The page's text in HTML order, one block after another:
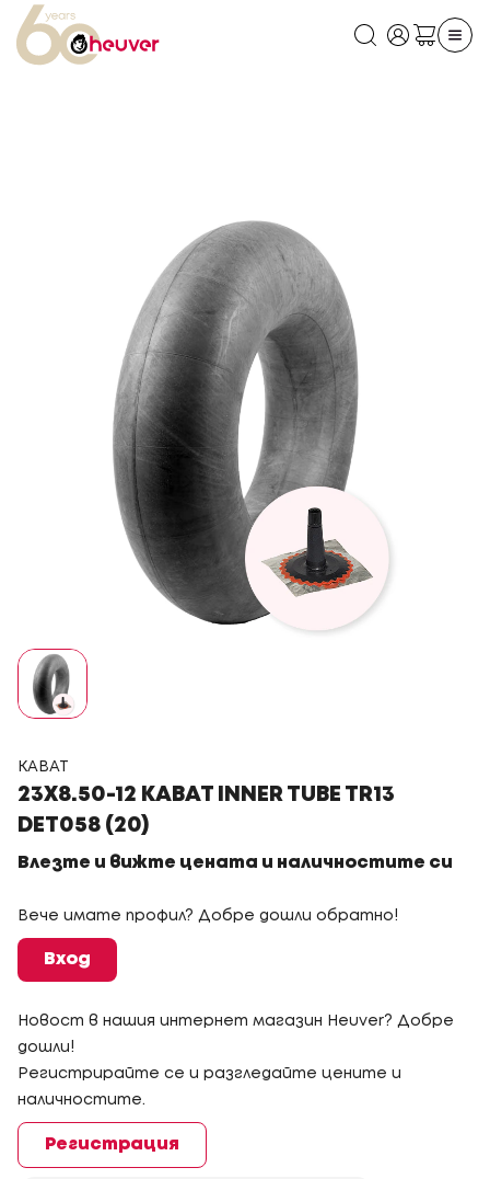
KABAT
23X8.50-12 KABAT INNER TUBE TR13
DET058 (20)
Влезте и вижте цената и наличностите си
Вече имате профил? Добре дошли обратно!
Вход
Новост в нашия интернет магазин Heuver? Добре
дошли!
Регистрирайте се и разгледайте цените и
наличностите.
Регистрация